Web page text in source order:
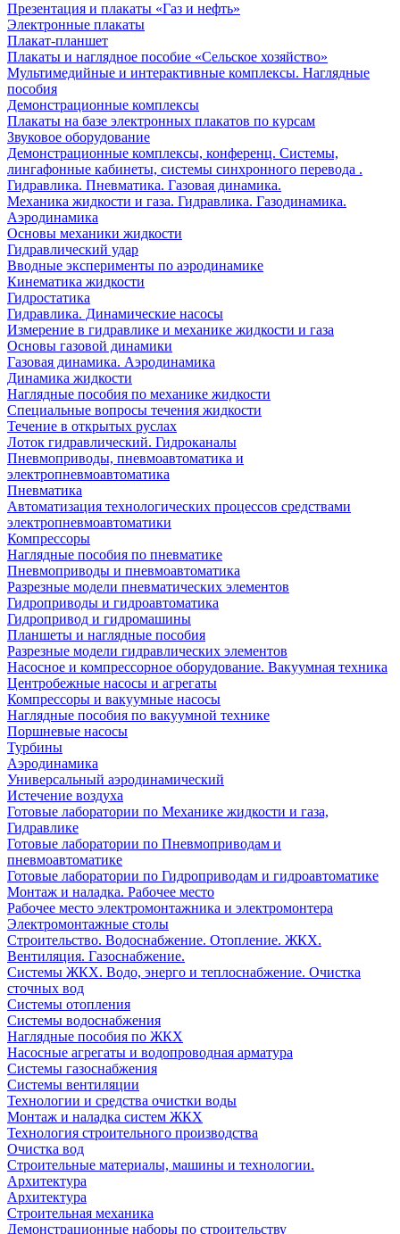
Презентация и плакаты «Газ и нефть»
Электронные плакаты
Плакат-планшет
Плакаты и наглядное пособие «Сельское хозяйство»
Мультимедийные и интерактивные комплексы. Наглядные
пособия
Демонстрационные комплексы
Плакаты на базе электронных плакатов по курсам
Звуковое оборудование
Демонстрационные комплексы, конференц. Системы,
лингафонные кабинеты, системы синхронного перевода .
Гидравлика. Пневматика. Газовая динамика.
Механика жидкости и газа. Гидравлика. Газодинамика.
Аэродинамика
Основы механики жидкости
Гидравлический удар
Вводные эксперименты по аэродинамике
Кинематика жидкости
Гидростатика
Гидравлика. Динамические насосы
Измерение в гидравлике и механике жидкости и газа
Основы газовой динамики
Газовая динамика. Аэродинамика
Динамика жидкости
Наглядные пособия по механике жидкости
Специальные вопросы течения жидкости
Течение в открытых руслах
Лоток гидравлический. Гидроканалы
Пневмоприводы, пневмоавтоматика и
электропневмоавтоматика
Пневматика
Автоматизация технологических процессов средствами
электропневмоавтоматики
Компрессоры
Наглядные пособия по пневматике
Пневмоприводы и пневмоавтоматика
Разрезные модели пневматических элементов
Гидроприводы и гидроавтоматика
Гидропривод и гидромашины
Планшеты и наглядные пособия
Разрезные модели гидравлических элементов
Насосное и компрессорное оборудование. Вакуумная техника
Центробежные насосы и агрегаты
Компрессоры и вакуумные насосы
Наглядные пособия по вакуумной технике
Поршневые насосы
Турбины
Аэродинамика
Универсальный аэродинамический
Истечение воздуха
Готовые лаборатории по Механике жидкости и газа,
Гидравлике
Готовые лаборатории по Пневмоприводам и
пневмоавтоматике
Готовые лаборатории по Гидроприводам и гидроавтоматике
Монтаж и наладка. Рабочее место
Рабочее место электромонтажника и электромонтера
Электромонтажные столы
Строительство. Водоснабжение. Отопление. ЖКХ.
Вентиляция. Газоснабжение.
Системы ЖКХ. Водо, энерго и теплоснабжение. Очистка
сточных вод
Системы отопления
Системы водоснабжения
Наглядные пособия по ЖКХ
Насосные агрегаты и водопроводная арматура
Системы газоснабжения
Системы вентиляции
Технологии и средства очистки воды
Монтаж и наладка систем ЖКХ
Технология строительного производства
Очистка вод
Строительные материалы, машины и технологии.
Архитектура
Архитектура
Cтроительная механика
Демонстрационные наборы по строительству